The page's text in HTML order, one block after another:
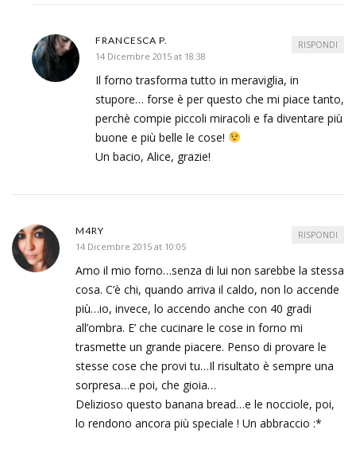
FRANCESCA P.
14 Dicembre 2015 at 18:38
Il forno trasforma tutto in meraviglia, in
stupore… forse è per questo che mi piace tanto,
perchè compie piccoli miracoli e fa diventare più
buone e più belle le cose!
Un bacio, Alice, grazie!
RISPONDI
M4RY
14 Dicembre 2015 at 10:05
Amo il mio forno…senza di lui non sarebbe la stessa
cosa. C’è chi, quando arriva il caldo, non lo accende
più…io, invece, lo accendo anche con 40 gradi
all’ombra. E’ che cucinare le cose in forno mi
trasmette un grande piacere. Penso di provare le
stesse cose che provi tu…Il risultato è sempre una
sorpresa…e poi, che gioia…
Delizioso questo banana bread…e le nocciole, poi,
lo rendono ancora più speciale ! Un abbraccio :*
RISPONDI